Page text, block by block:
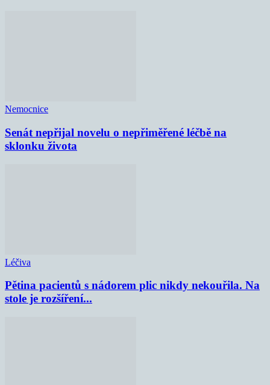
Nemocnice
Senát nepřijal novelu o nepřiměřené léčbě na
sklonku života
Léčiva
Pětina pacientů s nádorem plic nikdy nekouřila. Na
stole je rozšíření...